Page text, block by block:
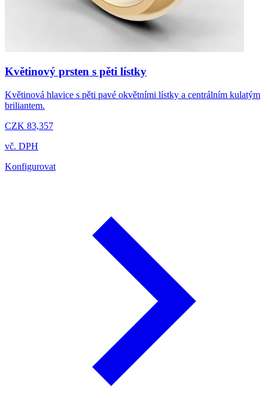
Květinový prsten s pěti lístky
Květinová hlavice s pěti pavé okvětními lístky a centrálním kulatým
briliantem.
CZK 83,357
vč. DPH
Konfigurovat